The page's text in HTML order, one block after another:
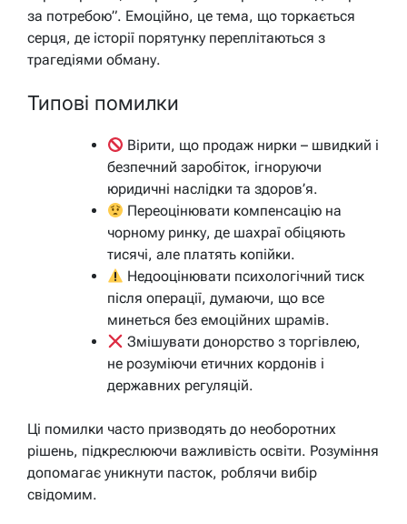
за потребою”. Емоційно, це тема, що торкається
серця, де історії порятунку переплітаються з
трагедіями обману.
Типові помилки
Вірити, що продаж нирки – швидкий і
безпечний заробіток, ігноруючи
юридичні наслідки та здоров’я.
Переоцінювати компенсацію на
чорному ринку, де шахраї обіцяють
тисячі, але платять копійки.
Недооцінювати психологічний тиск
після операції, думаючи, що все
минеться без емоційних шрамів.
Змішувати донорство з торгівлею,
не розуміючи етичних кордонів і
державних регуляцій.
Ці помилки часто призводять до необоротних
рішень, підкреслюючи важливість освіти. Розуміння
допомагає уникнути пасток, роблячи вибір
свідомим.